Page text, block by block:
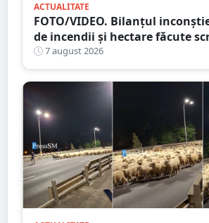
ACTUALITATE
FOTO/VIDEO. Bilanțul
de incendii și hectare făcute
județul Satu Mare
7 august 2026